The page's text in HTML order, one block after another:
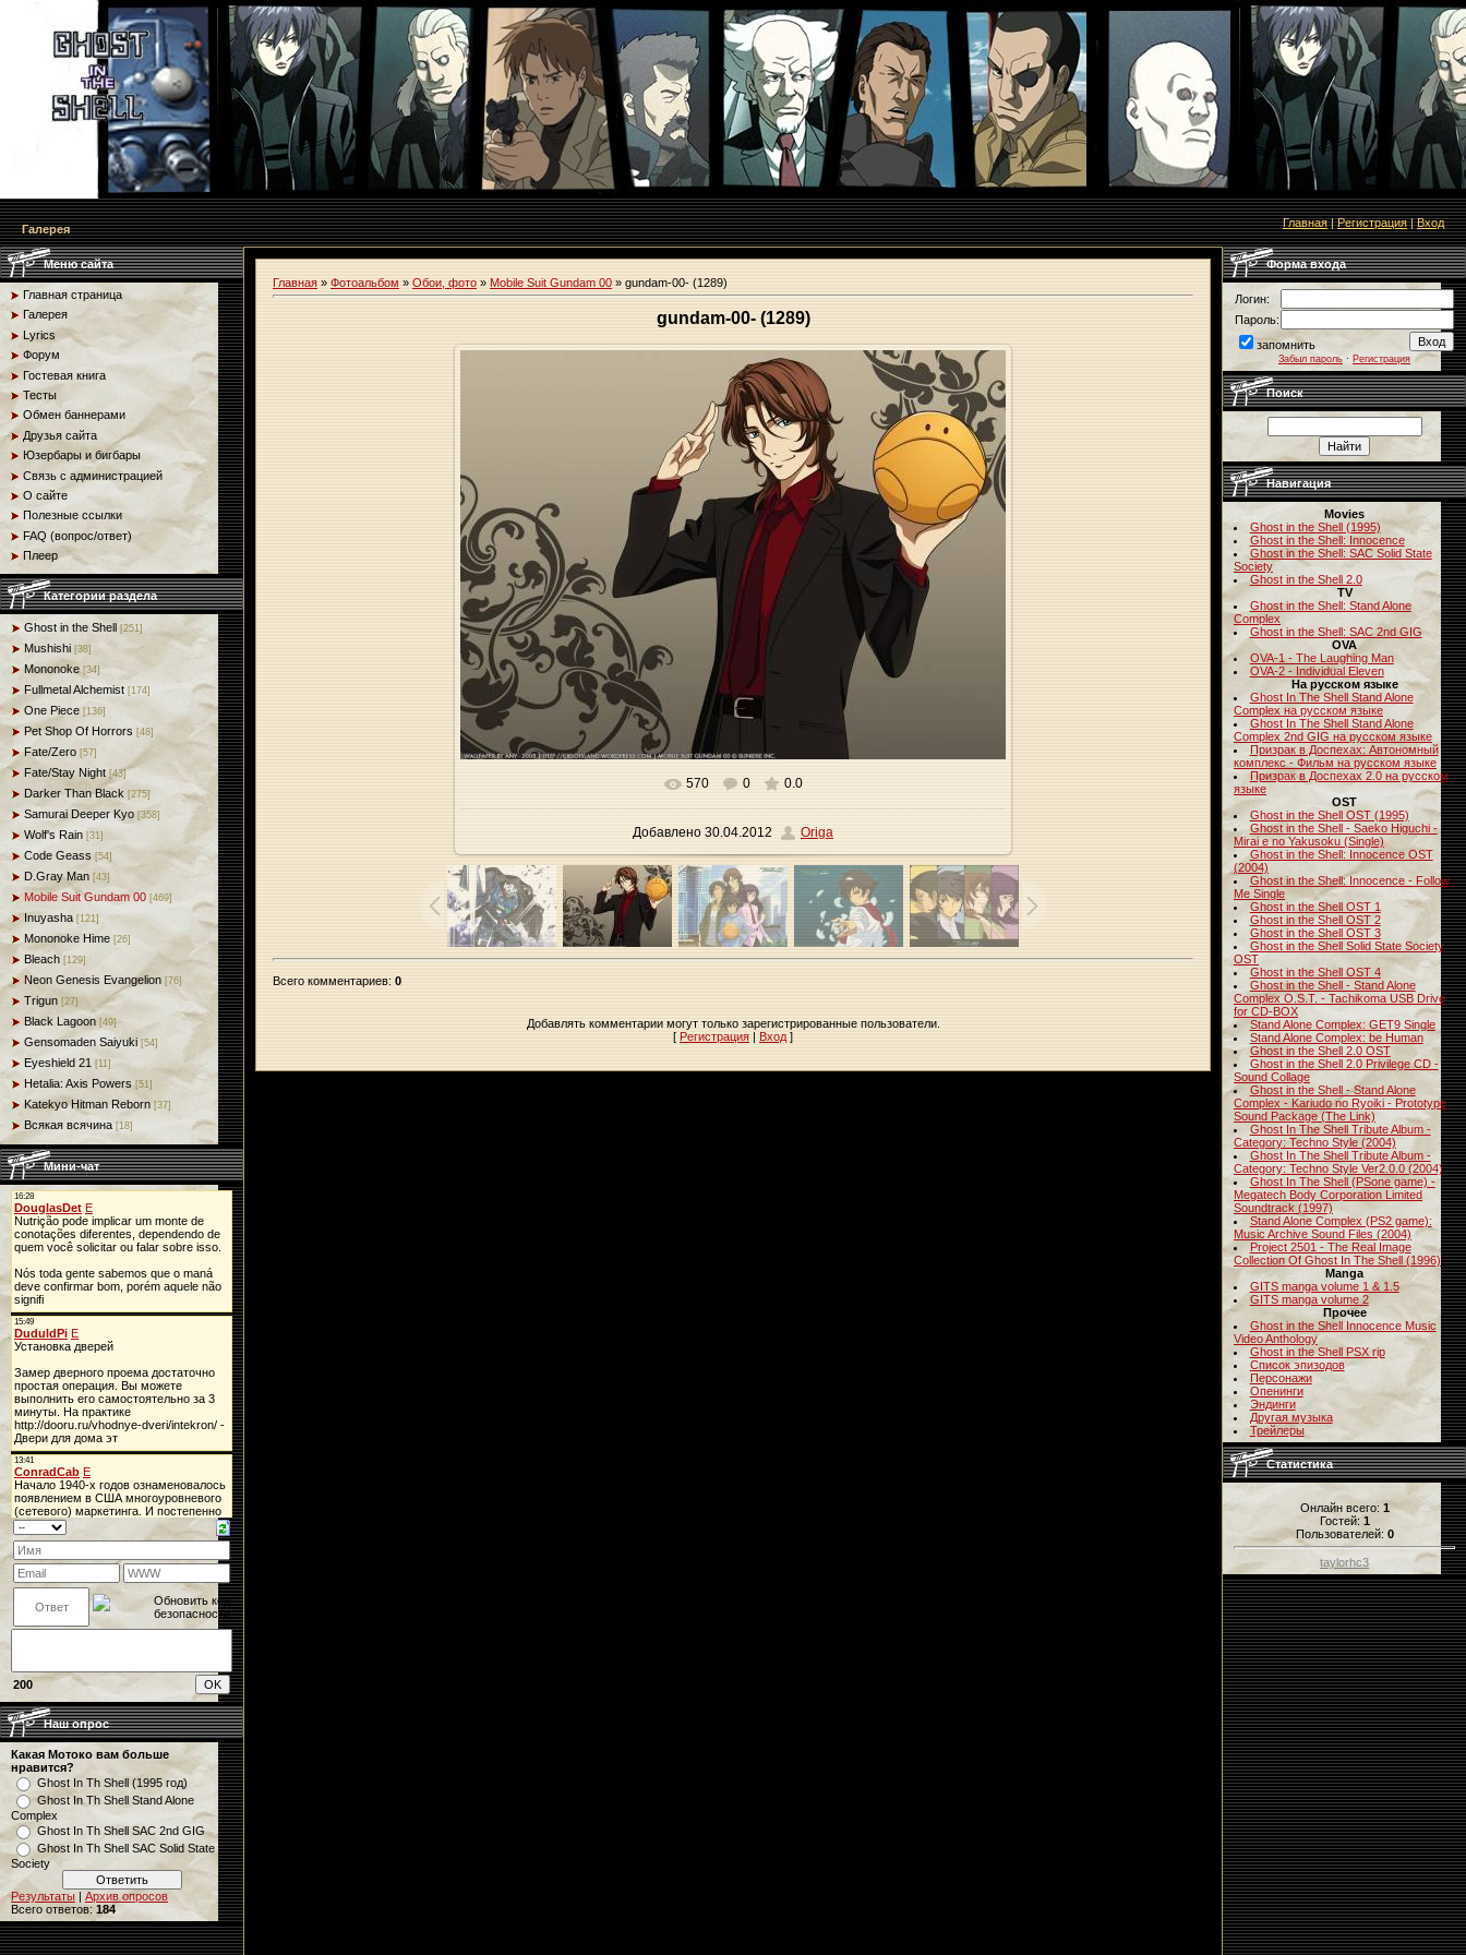
Галерея Главная|Регистрация|Вход
Меню сайта
Главная страница
Галерея
Lyrics
Форум
Гостевая книга
Тесты
Обмен баннерами
Друзья сайта
Юзербары и бигбары
Связь с администрацией
О сайте
Полезные ссылки
FAQ (вопрос/ответ)
Плеер
Категории раздела
Ghost in the Shell [251]
Mushishi [38]
Mononoke [34]
Fullmetal Alchemist [174]
One Piece [136]
Pet Shop Of Horrors [48]
Fate/Zero [57]
Fate/Stay Night [43]
Darker Than Black [275]
Samurai Deeper Kyo [358]
Wolf's Rain [31]
Code Geass [54]
D.Gray Man [43]
Mobile Suit Gundam 00 [469]
Inuyasha [121]
Mononoke Hime [26]
Bleach [129]
Neon Genesis Evangelion [76]
Trigun [27]
Black Lagoon [49]
Gensomaden Saiyuki [54]
Eyeshield 21 [11]
Hetalia: Axis Powers [51]
Katekyo Hitman Reborn [37]
Всякая всячина [18]
Мини-чат
200
Наш опрос
Какая Мотоко вам больше
нравится?
Ghost In Th Shell (1995 год)
Ghost In Th Shell Stand Alone
Complex
Ghost In Th Shell SAC 2nd GIG
Ghost In Th Shell SAC Solid State
Society
Результаты
Архив опросов
Всего ответов: 184
Главная » Фотоальбом » Обои, фото » Mobile Suit Gundam 00 » gundam-00- (1289)
gundam-00- (1289)
В реальном размере 1280x960
570 0 0.0
Добавлено 30.04.2012 Origa
Всего комментариев: 0
Добавлять комментарии могут только зарегистрированные пользователи.
[ Регистрация | Вход ]
Форма входа
Логин:
Пароль:
запомнить
Забыл пароль · Регистрация
Поиск
Навигация
Movies
Ghost in the Shell (1995)
Ghost in the Shell: Innocence
Ghost in the Shell: SAC Solid State
Society
Ghost in the Shell 2.0
TV
Ghost in the Shell: Stand Alone
Complex
Ghost in the Shell: SAC 2nd GIG
OVA
OVA-1 - The Laughing Man
OVA-2 - Individual Eleven
На русском языке
Ghost In The Shell Stand Alone
Complex на русском языке
Ghost In The Shell Stand Alone
Complex 2nd GIG на русском языке
Призрак в Доспехах: Автономный
комплекс - Фильм на русском языке
Призрак в Доспехах 2.0 на русском
языке
OST
Ghost in the Shell OST (1995)
Ghost in the Shell - Saeko Higuchi -
Mirai e no Yakusoku (Single)
Ghost in the Shell: Innocence OST
(2004)
Ghost in the Shell: Innocence - Follow
Me Single
Ghost in the Shell OST 1
Ghost in the Shell OST 2
Ghost in the Shell OST 3
Ghost in the Shell Solid State Society
OST
Ghost in the Shell OST 4
Ghost in the Shell - Stand Alone
Complex O.S.T. - Tachikoma USB Drive
for CD-BOX
Stand Alone Complex: GET9 Single
Stand Alone Complex: be Human
Ghost in the Shell 2.0 OST
Ghost in the Shell 2.0 Privilege CD -
Sound Collage
Ghost in the Shell - Stand Alone
Complex - Kariudo no Ryoiki - Prototype
Sound Package (The Link)
Ghost In The Shell Tribute Album -
Category: Techno Style (2004)
Ghost In The Shell Tribute Album -
Category: Techno Style Ver2.0.0 (2004)
Ghost In The Shell (PSone game) -
Megatech Body Corporation Limited
Soundtrack (1997)
Stand Alone Complex (PS2 game):
Music Archive Sound Files (2004)
Project 2501 - The Real Image
Collection Of Ghost In The Shell (1996)
Manga
GITS manga volume 1 & 1.5
GITS manga volume 2
Прочее
Ghost in the Shell Innocence Music
Video Anthology
Ghost in the Shell PSX rip
Список эпизодов
Персонажи
Опенинги
Эндинги
Другая музыка
Трейлеры
Статистика
Онлайн всего: 1
Гостей: 1
Пользователей: 0
taylorhc3